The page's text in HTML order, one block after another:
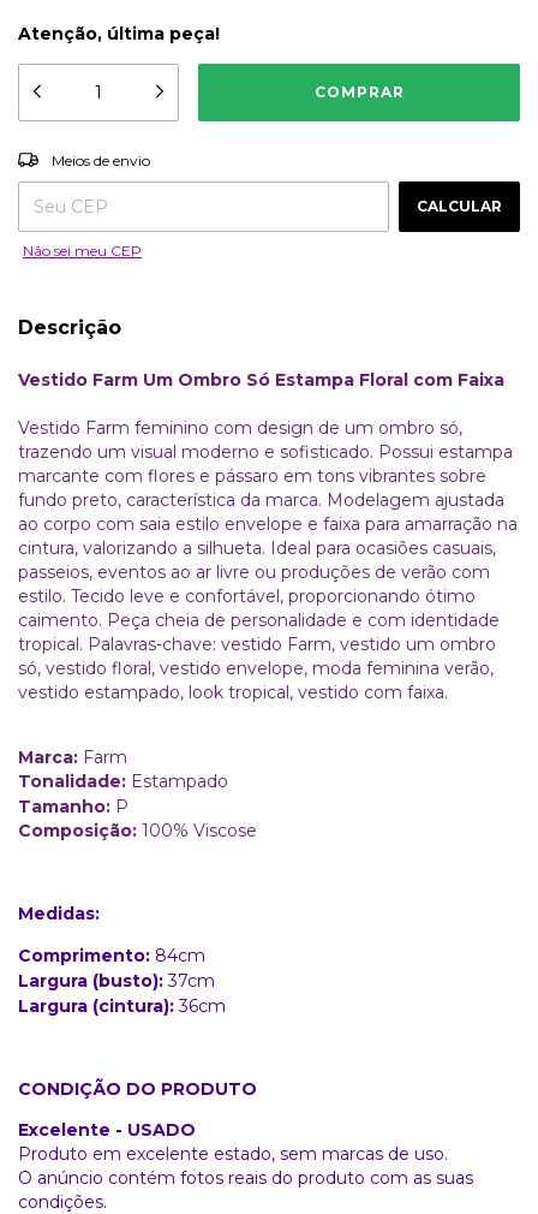
Atenção, última peça!
Entregas para o CEP:
Meios de envio
CALCULAR
Não sei meu CEP
Descrição
Vestido Farm Um Ombro Só Estampa Floral com Faixa
Vestido Farm feminino com design de um ombro só,
trazendo um visual moderno e sofisticado. Possui estampa
marcante com flores e pássaro em tons vibrantes sobre
fundo preto, característica da marca. Modelagem ajustada
ao corpo com saia estilo envelope e faixa para amarração na
cintura, valorizando a silhueta. Ideal para ocasiões casuais,
passeios, eventos ao ar livre ou produções de verão com
estilo. Tecido leve e confortável, proporcionando ótimo
caimento. Peça cheia de personalidade e com identidade
tropical. Palavras-chave: vestido Farm, vestido um ombro
só, vestido floral, vestido envelope, moda feminina verão,
vestido estampado, look tropical, vestido com faixa.
Marca: Farm
Tonalidade: Estampado
Tamanho: P
Composição: 100% Viscose
Medidas:
Comprimento: 84cm
Largura (busto):37cm
Largura (cintura):36cm
CONDIÇÃO DO PRODUTO
Excelente - USADO
Produto em excelente estado, sem marcas de uso.
O anúncio contém fotos reais do produto com as suas
condições.